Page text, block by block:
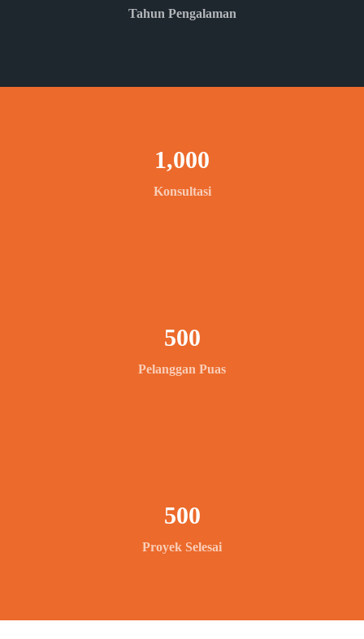
Tahun Pengalaman
Konsultasi
1,000
Pelanggan Puas
500
Proyek Selesai
500